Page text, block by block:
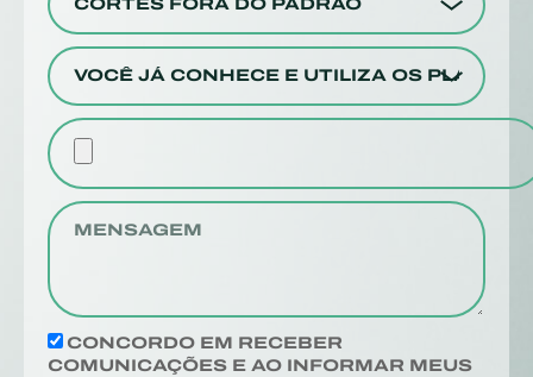
CONCORDO EM RECEBER
COMUNICAÇÕES E AO INFORMAR MEUS